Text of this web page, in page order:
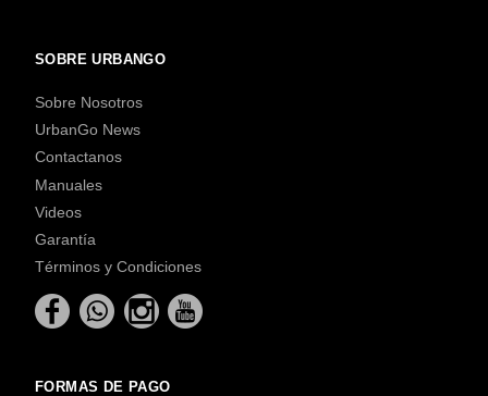
SOBRE URBANGO
Sobre Nosotros
UrbanGo News
Contactanos
Manuales
Videos
Garantía
Términos y Condiciones
FORMAS DE PAGO